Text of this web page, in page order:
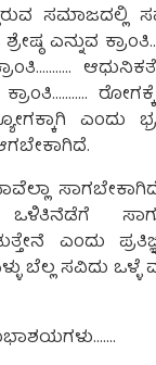
ಸಮಾಜದಲ್ಲಿ
ಎನ್ನುವ
ಕ್ರಾಂತಿ………..
ಎಂದು
ಎಂದು
ಬೆಲ್ಲ ಸವಿದು